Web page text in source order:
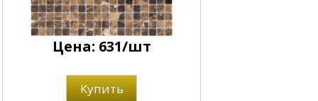
Цена: 631/шт
Купить